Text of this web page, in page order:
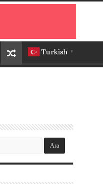
Turkish ▼